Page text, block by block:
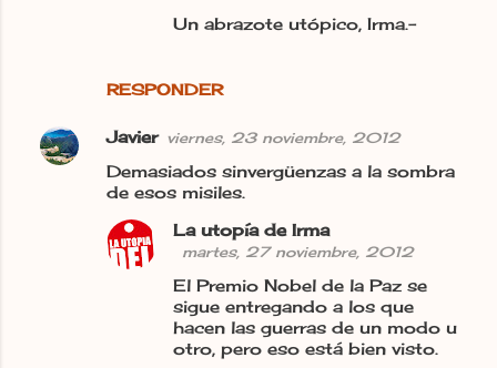
RESPONDER
Un abrazote utópico, Irma.-
Javier viernes, 23 noviembre, 2012
Demasiados sinvergüenzas a la sombra
de esos misiles.
La utopía de Irma
martes, 27 noviembre, 2012
El Premio Nobel de la Paz se
sigue entregando a los que
hacen las guerras de un modo u
otro, pero eso está bien visto.